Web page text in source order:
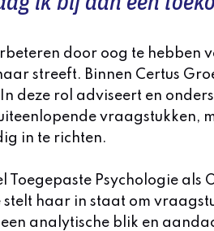
door oog te hebben
streeft. Binnen Certus
deze rol adviseert en
vraagstukken,
in te richten.
Toegepaste Psychologie
stelt haar in staat om
analytische blik en